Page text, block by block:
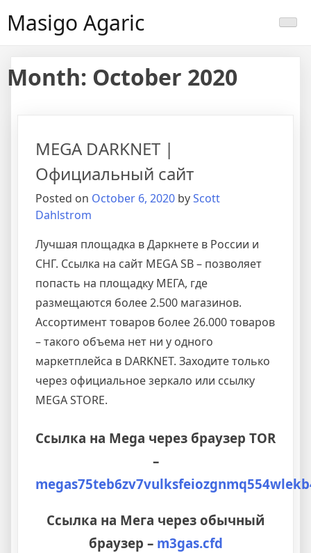
Masigo Agaric
Month: October 2020
MEGA DARKNET |
Официальный сайт
Posted on October 6, 2020 byScott
Dahlstrom
Лучшая площадка в Даркнете в России и
СНГ. Ссылка на сайт MEGA SB – позволяет
попасть на площадку МЕГА, где
размещаются более 2.500 магазинов.
Ассортимент товаров более 26.000 товаров
– такого объема нет ни у одного
маркетплейса в DARKNET. Заходите только
через официальное зеркало или ссылку
MEGA STORE.
Ссылка на Mega через браузер TOR
–
Ссылка на Мега через обычный
браузер – m3gas.cfd